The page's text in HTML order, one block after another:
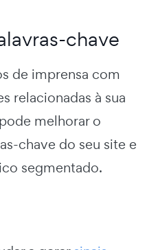
chave
de imprensa com
relacionadas à sua
melhorar o
chave do seu site e
segmentado.